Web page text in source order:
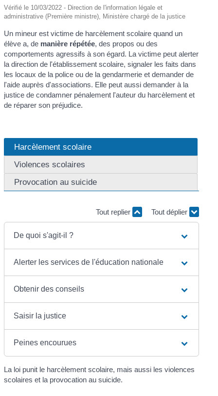
Vérifié le 10/03/2022 - Direction de l'information légale et
administrative (Première ministre), Ministère chargé de la justice
Un mineur est victime de harcèlement scolaire quand un
élève a, de manière répétée, des propos ou des
comportements agressifs à son égard. La victime peut alerter
la direction de l'établissement scolaire, signaler les faits dans
les locaux de la police ou de la gendarmerie et demander de
l'aide auprès d'associations. Elle peut aussi demander à la
justice de condamner pénalement l'auteur du harcèlement et
de réparer son préjudice.
Harcèlement scolaire
Violences scolaires
Provocation au suicide
Tout replier Tout déplier
De quoi s'agit-il ?
Alerter les services de l'éducation nationale
Obtenir des conseils
Saisir la justice
Peines encourues
La loi punit le harcèlement scolaire, mais aussi les violences
scolaires et la provocation au suicide.